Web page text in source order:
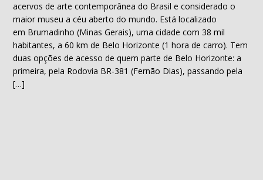
acervos de arte contemporânea do Brasil e considerado o
maior museu a céu aberto do mundo. Está localizado
em Brumadinho (Minas Gerais), uma cidade com 38 mil
habitantes, a 60 km de Belo Horizonte (1 hora de carro). Tem
duas opções de acesso de quem parte de Belo Horizonte: a
primeira, pela Rodovia BR-381 (Fernão Dias), passando pela
[…]